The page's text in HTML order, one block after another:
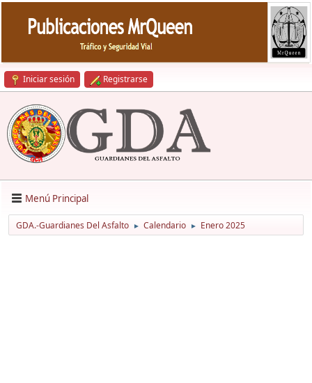
Iniciar sesión Registrarse
Menú Principal
GDA.-Guardianes Del Asfalto ► Calendario ► Enero 2025